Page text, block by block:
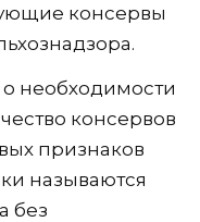
консервы
необходимости
консервов
признаков
называются
без